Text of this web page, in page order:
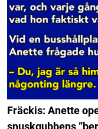
Fräckis: Anette
snuskgubbens